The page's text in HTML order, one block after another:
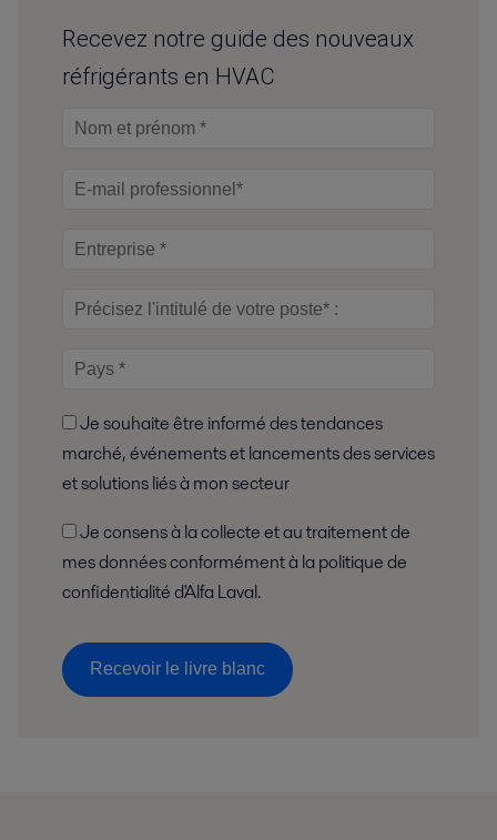
Recevez notre guide des nouveaux
réfrigérants en HVAC
marché, événements et lancements des services
et solutions liés à mon secteur
mes données conformément à la politique de
confidentialité d'Alfa Laval.
Recevoir le livre blanc